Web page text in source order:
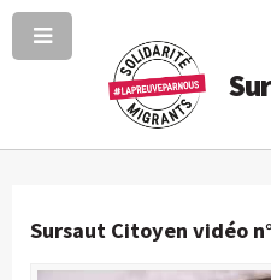
Sursaut Citoyen vidéo